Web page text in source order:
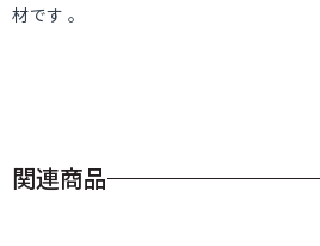
材です 。
関連商品